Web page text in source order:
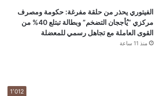
الفيتوري يحذر من حلقة مفرغة: حكومة ومصرف
مركزي “يُأججان التضخم” وبطالة تبتلع 40% من
القوى العاملة مع تجاهل رسمي للمعضلة
منذ 11 ساعة
1٬012